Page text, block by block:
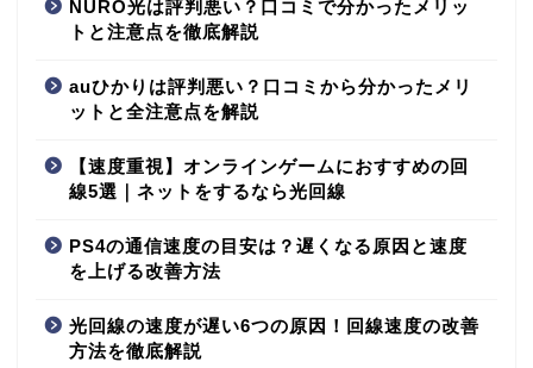
NURO光は評判悪い？口コミで分かったメリッ
トと注意点を徹底解説
auひかりは評判悪い？口コミから分かったメリ
ットと全注意点を解説
【速度重視】オンラインゲームにおすすめの回
線5選｜ネットをするなら光回線
PS4の通信速度の目安は？遅くなる原因と速度
を上げる改善方法
光回線の速度が遅い6つの原因！回線速度の改善
方法を徹底解説